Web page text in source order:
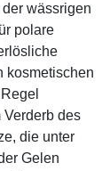
wässrigen
polare
kosmetischen
des
die unter
Gelen